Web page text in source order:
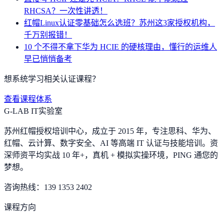
RHCSA？一次性讲透！
红帽Linux认证零基础怎么选班？苏州这3家授权机构，
千万别报错！
10 个不得不拿下华为 HCIE 的硬核理由，懂行的运维人
早已悄悄备考
想系统学习相关认证课程？
查看课程体系
G-LAB IT实验室
苏州红帽授权培训中心，成立于 2015 年，专注思科、华为、
红帽、云计算、数字安全、AI 等高端 IT 认证与技能培训。资
深师资平均实战 10 年+，真机 + 模拟实操环境， PING 通您的
梦想。
咨询热线： 139 1353 2402
课程方向